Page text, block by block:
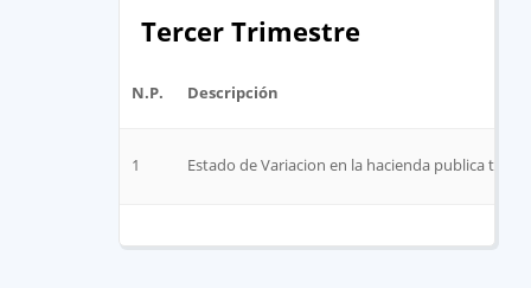
Tercer Trimestre
N.P. Descripción
1 Estado de Variacion en la hacienda publica